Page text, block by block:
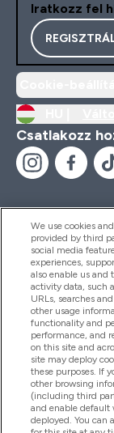
Iratkozz fel
Csatlakozz
Segítség És
Termékek
Hűség És
We use cookies
provided by third
social media
experiences,
also enable us and
activity data, such
URLs, searches
other usage
functionality and
performance, and
on this site and
site may deploy
these purposes. If
other browsing
(including third
and enable default
deployed. You can